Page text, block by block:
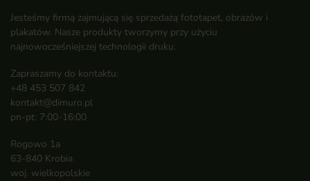
Jesteśmy firmą zajmującą się sprzedażą fototapet, obrazów i
plakatów. Nasze produkty tworzymy przy użyciu
najnowocześniejszej technologii druku.
Zapraszamy do kontaktu:
+48 453 507 842
kontakt@dimuro.pl
pn-pt: 7:00-16:00
Rogowo 1a
63-840 Krobia
woj. wielkopolskie